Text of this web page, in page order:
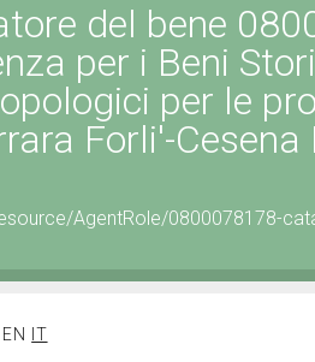
del bene
per i Beni
per le
Forli'-Cesena
AgentRole/0800078178-
EN
IT